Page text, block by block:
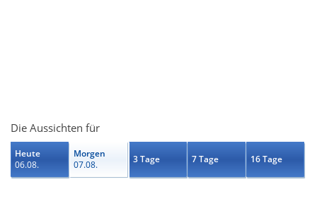
Die Aussichten für
Heute
06.08.
Morgen
07.08.
3 Tage 7 Tage 16 Tage